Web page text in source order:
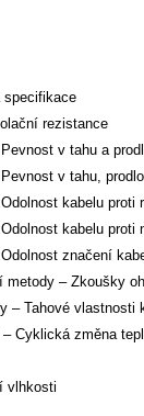
specifikace
rezistance
v tahu a
v tahu,
kabelu proti
kabelu proti
značení
metody – Zkoušky
– Tahové vlastnosti
Cyklická změna
vlhkosti